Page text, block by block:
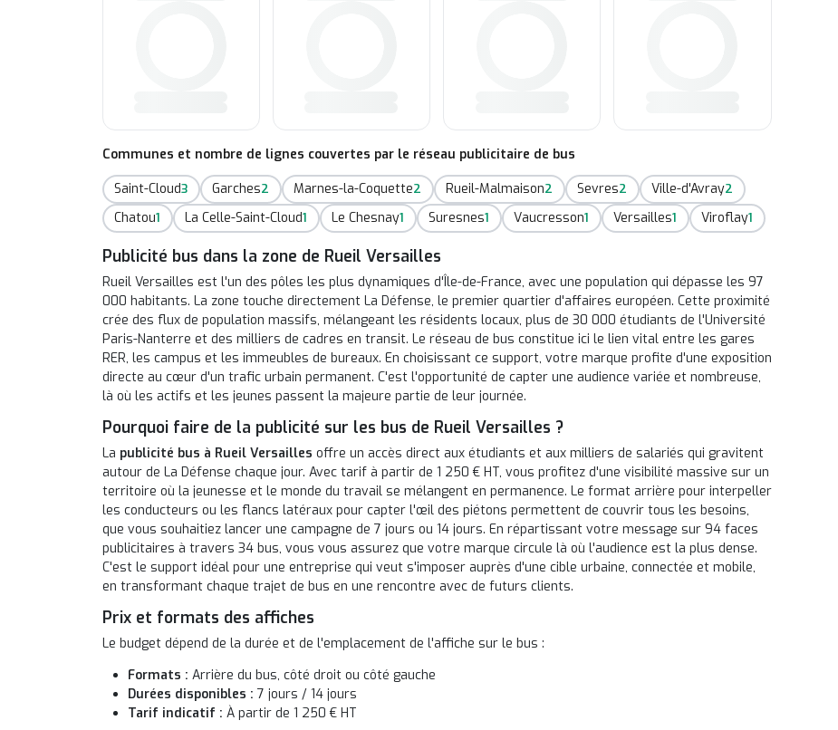
Communes et nombre de lignes couvertes par le réseau publicitaire de bus
Saint-Cloud3 Garches2 Marnes-la-Coquette2 Rueil-Malmaison2 Sevres2 Ville-d'Avray2
Chatou1 La Celle-Saint-Cloud1 Le Chesnay1 Suresnes1 Vaucresson1 Versailles1 Viroflay1
Publicité bus dans la zone de Rueil Versailles
Rueil Versailles est l'un des pôles les plus dynamiques d'Île-de-France, avec une population qui dépasse les 97
000 habitants. La zone touche directement La Défense, le premier quartier d'affaires européen. Cette proximité
crée des flux de population massifs, mélangeant les résidents locaux, plus de 30 000 étudiants de l'Université
Paris-Nanterre et des milliers de cadres en transit. Le réseau de bus constitue ici le lien vital entre les gares
RER, les campus et les immeubles de bureaux. En choisissant ce support, votre marque profite d'une exposition
directe au cœur d'un trafic urbain permanent. C'est l'opportunité de capter une audience variée et nombreuse,
là où les actifs et les jeunes passent la majeure partie de leur journée.
Pourquoi faire de la publicité sur les bus de Rueil Versailles ?
La publicité bus à Rueil Versailles offre un accès direct aux étudiants et aux milliers de salariés qui gravitent
autour de La Défense chaque jour. Avec tarif à partir de 1 250 € HT, vous profitez d'une visibilité massive sur un
territoire où la jeunesse et le monde du travail se mélangent en permanence. Le format arrière pour interpeller
les conducteurs ou les flancs latéraux pour capter l'œil des piétons permettent de couvrir tous les besoins,
que vous souhaitiez lancer une campagne de 7 jours ou 14 jours. En répartissant votre message sur 94 faces
publicitaires à travers 34 bus, vous vous assurez que votre marque circule là où l'audience est la plus dense.
C'est le support idéal pour une entreprise qui veut s'imposer auprès d'une cible urbaine, connectée et mobile,
en transformant chaque trajet de bus en une rencontre avec de futurs clients.
Prix et formats des affiches
Le budget dépend de la durée et de l'emplacement de l'affiche sur le bus :
Formats : Arrière du bus, côté droit ou côté gauche
Durées disponibles : 7 jours / 14 jours
Tarif indicatif : À partir de 1 250 € HT